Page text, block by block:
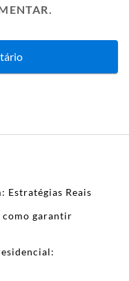
Estratégias Reais
como garantir